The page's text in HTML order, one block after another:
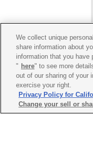
We collect unique
share information about
information that you
" here" to see more
out of our sharing of your
exercise your right.
Privacy Policy for
Change your sell or